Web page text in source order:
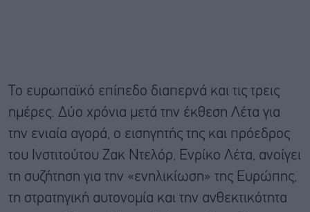
Το ευρωπαϊκό επίπεδο διαπερνά και τις τρεις
ημέρες. Δύο χρόνια μετά την έκθεση Λέτα για
την ενιαία αγορά, ο εισηγητής της και πρόεδρος
του Ινστιτούτου Ζακ Ντελόρ, Ενρίκο Λέτα, ανοίγει
τη συζήτηση για την «ενηλικίωση» της Ευρώπης,
τη στρατηγική αυτονομία και την ανθεκτικότητα